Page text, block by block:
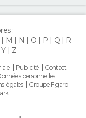
:
M N O P Q
R
Y Z
Publicité
Contact
personnelles
légales
Groupe Figaro